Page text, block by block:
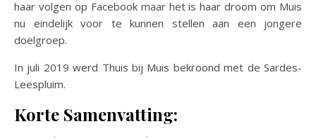
haar volgen op Facebook maar het is haar droom om Muis
nu eindelijk voor te kunnen stellen aan een jongere
doelgroep.
In juli 2019 werd Thuis bij Muis bekroond met de Sardes-
Leespluim.
Korte Samenvatting: